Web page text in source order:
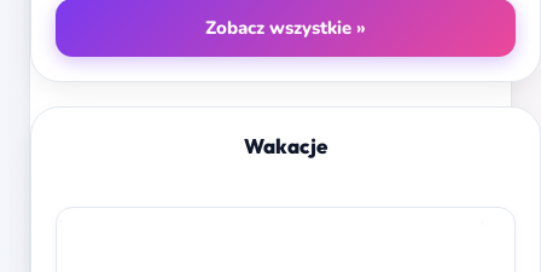
Zobacz wszystkie »
Wakacje